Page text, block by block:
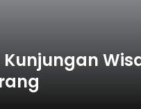
Kunjungan